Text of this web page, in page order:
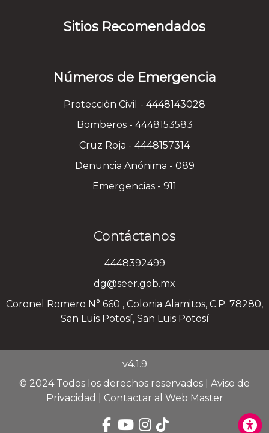
Sitios Recomendados
Números de Emergencia
Protección Civil - 4448143028
Bomberos - 4448153583
Cruz Roja - 4448157314
Denuncia Anónima - 089
Emergencias - 911
Contáctanos
4448392499
dg@seer.gob.mx
Coronel Romero N° 660 , Colonia Alamitos, C.P. 78280,
San Luis Potosí, San Luis Potosí
v4.1.9
© 2024 Todos los derechos reservados | Aviso de
Privacidad
Contactar al Web Master